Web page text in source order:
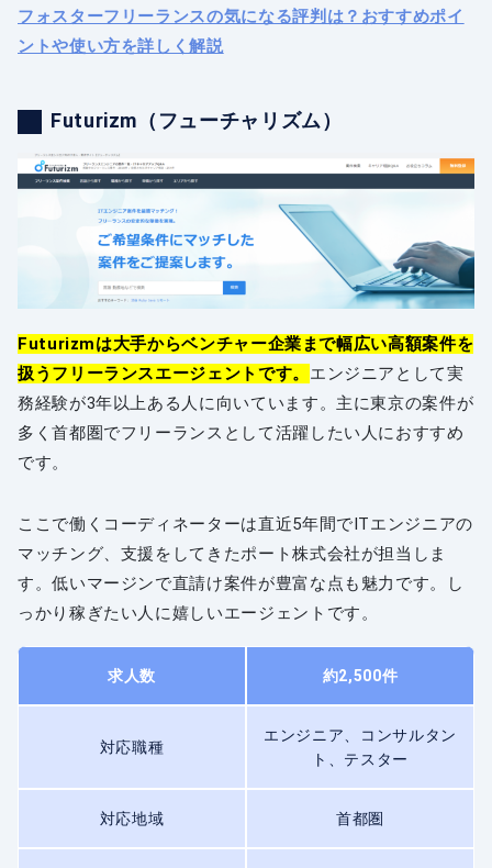
フォスターフリーランスの気になる評判は？おすすめポイ
ントや使い方を詳しく解説
Futurizm（フューチャリズム）
Futurizmは大手からベンチャー企業まで幅広い高額案件を
扱うフリーランスエージェントです。 エンジニアとして実
務経験が3年以上ある人に向いています。主に東京の案件が
多く首都圏でフリーランスとして活躍したい人におすすめ
です。
ここで働くコーディネーターは直近5年間でITエンジニアの
マッチング、支援をしてきたポート株式会社が担当しま
す。低いマージンで直請け案件が豊富な点も魅力です。し
っかり稼ぎたい人に嬉しいエージェントです。
求人数 約2,500件
対応職種
エンジニア、コンサルタン
ト、テスター
対応地域 首都圏